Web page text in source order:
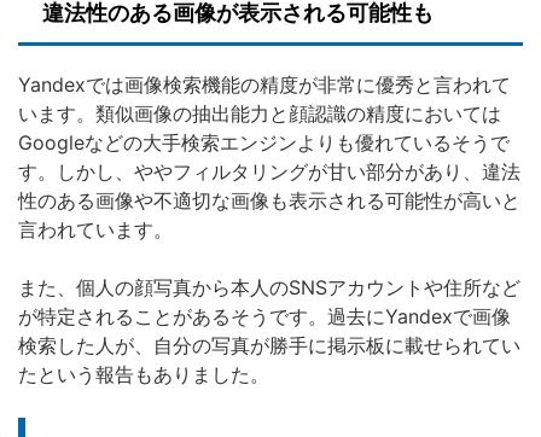
違法性のある画像が表示される可能性も
Yandexでは画像検索機能の精度が非常に優秀と言われて
います。類似画像の抽出能力と顔認識の精度においては
Googleなどの大手検索エンジンよりも優れているそうで
す。しかし、ややフィルタリングが甘い部分があり、違法
性のある画像や不適切な画像も表示される可能性が高いと
言われています。
また、個人の顔写真から本人のSNSアカウントや住所など
が特定されることがあるそうです。過去にYandexで画像
検索した人が、自分の写真が勝手に掲示板に載せられてい
たという報告もありました。